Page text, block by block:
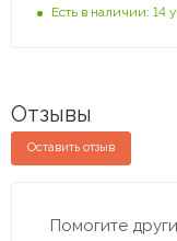
Есть в наличии: 14
Отзывы
Оставить отзыв
Помогите